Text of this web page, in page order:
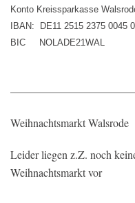
Konto Kreissparkasse
IBAN: DE11 2515 2375 0045
BIC NOLADE21WAL
Weihnachtsmarkt Walsrode
Leider liegen z.Z. noch
Weihnachtsmarkt vor